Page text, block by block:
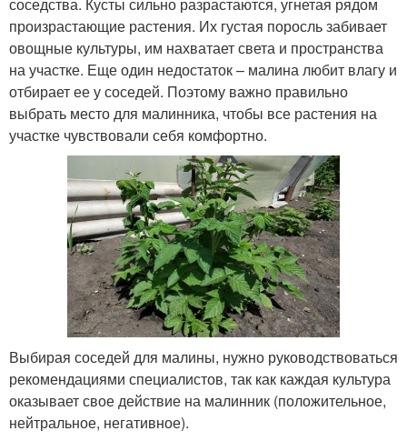
соседства. Кусты сильно разрастаются, угнетая рядом
произрастающие растения. Их густая поросль забивает
овощные культуры, им нахватает света и пространства
на участке. Еще один недостаток – малина любит влагу и
отбирает ее у соседей. Поэтому важно правильно
выбрать место для малинника, чтобы все растения на
участке чувствовали себя комфортно.
Выбирая соседей для малины, нужно руководствоваться
рекомендациями специалистов, так как каждая культура
оказывает свое действие на малинник (положительное,
нейтральное, негативное).